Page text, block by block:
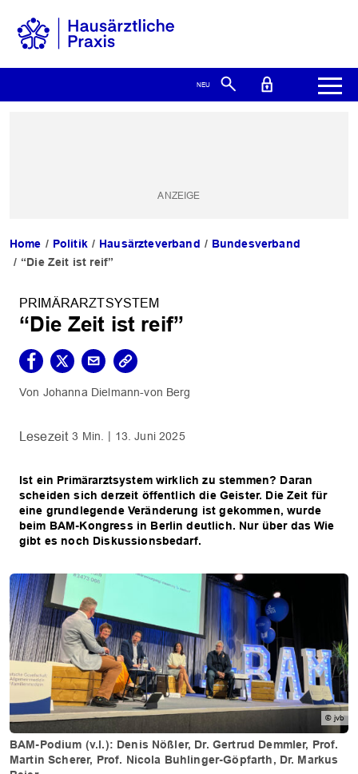
Home Politik Hausärzteverband
Bundesverband
“Die Zeit ist reif”
PRIMÄRARZTSYSTEM
“Die Zeit ist reif”
Johanna Dielmann-von Berg
3 Min. 13. Juni 2025
Ist ein Primärarztsystem wirklich zu stemmen? Daran
scheiden sich derzeit öffentlich die Geister. Die Zeit für
eine grundlegende Veränderung ist gekommen, wurde
beim BAM-Kongress in Berlin deutlich. Nur über das Wie
gibt es noch Diskussionsbedarf.
© jvb
BAM-Podium (v.l.): Denis Nößler, Dr. Gertrud Demmler, Prof.
Martin Scherer, Prof. Nicola Buhlinger-Göpfarth, Dr. Markus